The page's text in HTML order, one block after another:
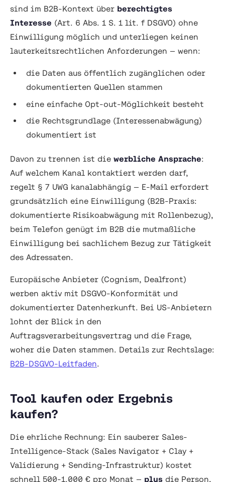
sind im B2B-Kontext über berechtigtes
Interesse (Art. 6 Abs. 1 S. 1 lit. f DSGVO) ohne
Einwilligung möglich und unterliegen keinen
lauterkeitsrechtlichen Anforderungen — wenn:
die Daten aus öffentlich zugänglichen oder
dokumentierten Quellen stammen
eine einfache Opt-out-Möglichkeit besteht
die Rechtsgrundlage (Interessenabwägung)
dokumentiert ist
Davon zu trennen ist die werbliche Ansprache:
Auf welchem Kanal kontaktiert werden darf,
regelt § 7 UWG kanalabhängig — E-Mail erfordert
grundsätzlich eine Einwilligung (B2B-Praxis:
dokumentierte Risikoabwägung mit Rollenbezug),
beim Telefon genügt im B2B die mutmaßliche
Einwilligung bei sachlichem Bezug zur Tätigkeit
des Adressaten.
Europäische Anbieter (Cognism, Dealfront)
werben aktiv mit DSGVO-Konformität und
dokumentierter Datenherkunft. Bei US-Anbietern
lohnt der Blick in den
Auftragsverarbeitungsvertrag und die Frage,
woher die Daten stammen. Details zur Rechtslage:
B2B-DSGVO-Leitfaden.
Tool kaufen oder Ergebnis
kaufen?
Die ehrliche Rechnung: Ein sauberer Sales-
Intelligence-Stack (Sales Navigator + Clay +
Validierung + Sending-Infrastruktur) kostet
schnell 500-1.000 € pro Monat — plus die Person,